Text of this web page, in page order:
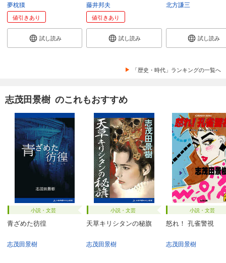
夢枕獏
値引きあり
試し読み
藤井邦夫
値引きあり
試し読み
北方謙三
試し読み
「歴史・時代」ランキングの一覧へ
志茂田景樹 のこれもおすすめ
小説・文芸
青ざめた彷徨
志茂田景樹
小説・文芸
天草キリシタンの秘旗
志茂田景樹
小説・文芸
怒れ！ 孔雀警視
志茂田景樹